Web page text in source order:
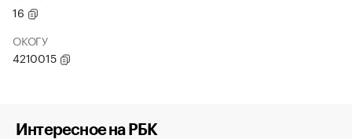
16
ОКОГУ
4210015
Интересное на РБК